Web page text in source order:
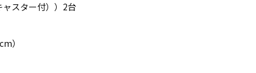
スター付））2台
）